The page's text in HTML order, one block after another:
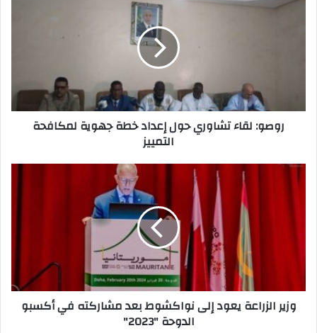
k
روصو: لقاء تشاوري حول إعداد خطة جهوية لمكافحة
التمييز
وزير الزراعة يعود إلى نواكشوط بعد مشاركته في أكسبو
الدوحة "2023"